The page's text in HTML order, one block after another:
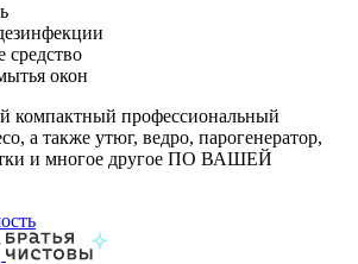
средство
окон
компактный профессиональный
а также утюг, ведро, парогенератор,
и многое другое ПО ВАШЕЙ